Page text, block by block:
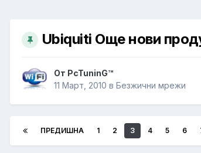
Ubiquiti Още нови
От PcTuninG™
11 Март, 2010 в Безжични мрежи
ПРЕДИШНА 1 2 3 4 5 6